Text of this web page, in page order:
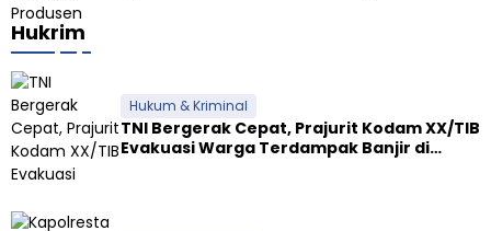
Hukrim
Hukum & Kriminal
TNI Bergerak Cepat, Prajurit Kodam XX/TIB
Evakuasi Warga Terdampak Banjir di